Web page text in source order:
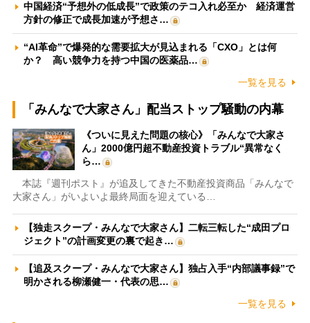
中国経済“予想外の低成長”で政策のテコ入れ必至か 経済運営
方針の修正で成長加速が予想さ…
“AI革命”で爆発的な需要拡大が見込まれる「CXO」とは何
か？ 高い競争力を持つ中国の医薬品…
一覧を見る
「みんなで大家さん」配当ストップ騒動の内幕
《ついに見えた問題の核心》「みんなで大家さ
ん」2000億円超不動産投資トラブル“異常なく
ら…
本誌『週刊ポスト』が追及してきた不動産投資商品「みんなで
大家さん」がいよいよ最終局面を迎えている…
【独走スクープ・みんなで大家さん】二転三転した“成田プロ
ジェクト”の計画変更の裏で起き…
【追及スクープ・みんなで大家さん】独占入手“内部議事録”で
明かされる柳瀬健一・代表の思…
一覧を見る